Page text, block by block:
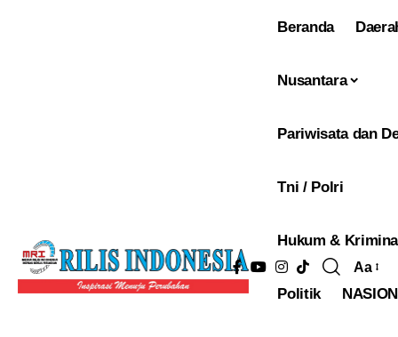
Beranda
Nusantara
Pariwisata dan
Tni / Polri
Hukum &
Politik
Ukuran
Aa